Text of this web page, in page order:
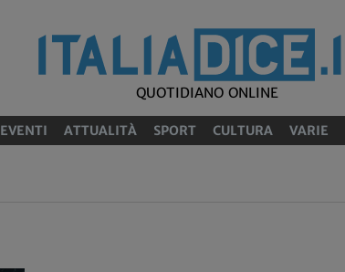
QUOTIDIANO ONLINE
EVENTI ATTUALITÀ SPORT CULTURA VARIE